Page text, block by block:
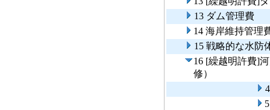
13 ダム管理費
14 海岸維持管理
15 戦略的な水防
16 [繰越明許費]
修）